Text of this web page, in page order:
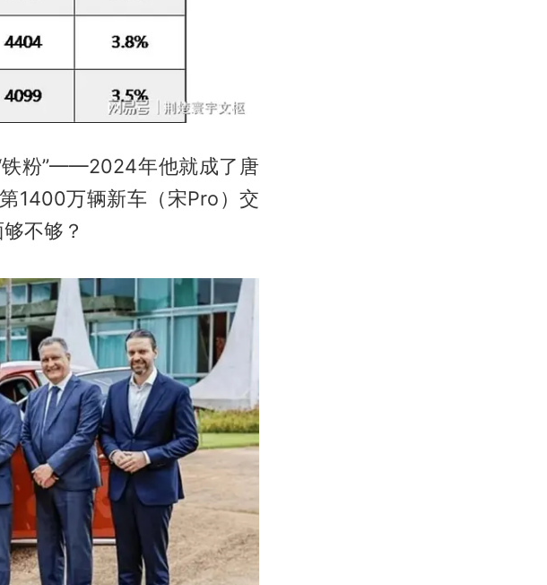
铁粉”——2024年他就成了唐
1400万辆新车（宋Pro）交
不够？